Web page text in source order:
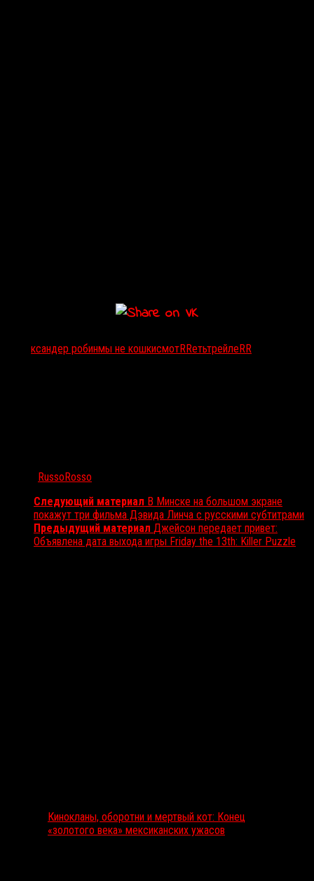
ксандер робинмы не кошкисмотRRетьтрейлеRR
RussoRosso
Следующий материал В Минске на большом экране
покажут три фильма Дэвида Линча с русскими субтитрами
Предыдущий материал Джейсон передает привет:
Объявлена дата выхода игры Friday the 13th: Killer Puzzle
Кинокланы, оборотни и мертвый кот: Конец
«золотого века» мексиканских ужасов